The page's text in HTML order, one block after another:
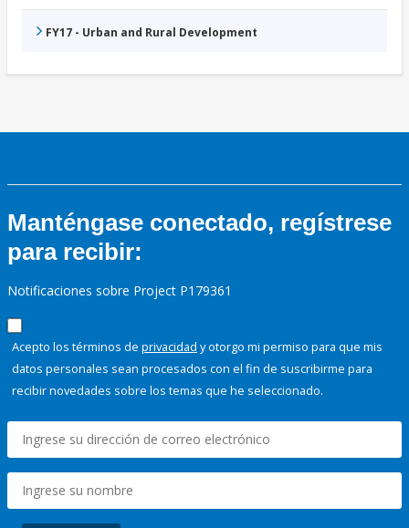
FY17 - Urban and Rural Development
Manténgase conectado, regístrese
para recibir:
Notificaciones sobre Project P179361
Acepto los términos de privacidad y otorgo mi permiso para que mis
datos personales sean procesados con el fin de suscribirme para
recibir novedades sobre los temas que he seleccionado.